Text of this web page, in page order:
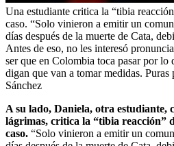
Una estudiante critica la “tibia
caso. “Solo vinieron a emitir un
días después de la muerte de Cata,
Antes de eso, no les interesó
ser que en Colombia toca pasar por lo
digan que van a tomar medidas. Puras
Sánchez
A su lado, Daniela, otra estudiante,
lágrimas, critica la “tibia reacción”
caso. “Solo vinieron a emitir un